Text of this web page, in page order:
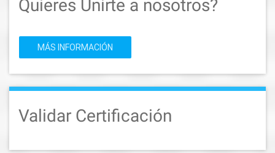
Quieres Unirte a nosotros?
MÁS INFORMACIÓN
Validar Certificación